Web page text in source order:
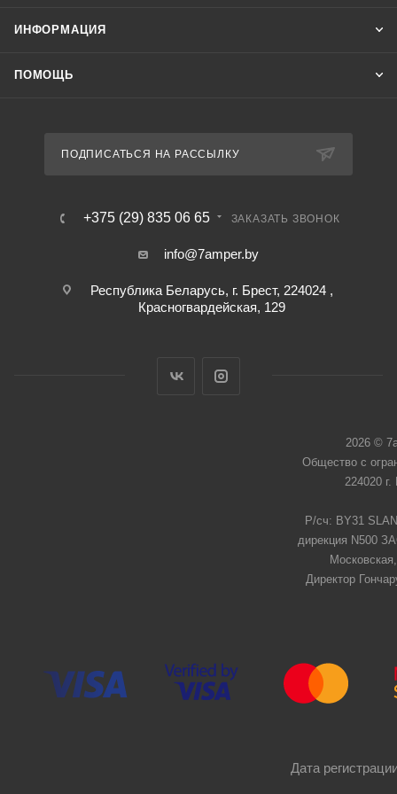
ИНФОРМАЦИЯ
ПОМОЩЬ
ПОДПИСАТЬСЯ НА РАССЫЛКУ
+375 (29) 835 06 65 ЗАКАЗАТЬ ЗВОНОК
info@7amper.by
Республика Беларусь, г. Брест, 224024 ,
Красногвардейская, 129
2026 ©
Общество с
224020
Р/сч: BY31
дирекция N500
Директор
Дата